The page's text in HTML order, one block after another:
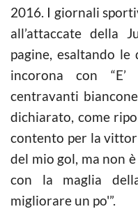
2016. I giornali
all’attaccate della
pagine, esaltando
incorona con “E’
centravanti
dichiarato, come
contento per la
del mio gol, ma non
con la maglia
migliorare un po'”.